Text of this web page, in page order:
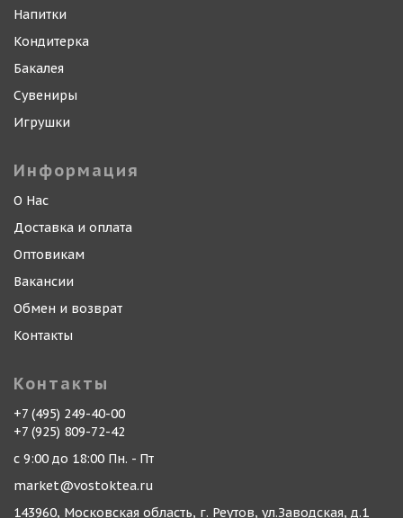
Напитки
Кондитерка
Бакалея
Сувениры
Игрушки
Информация
О Нас
Доставка и оплата
Оптовикам
Вакансии
Обмен и возврат
Контакты
Контакты
+7 (495) 249-40-00
+7 (925) 809-72-42
с 9:00 до 18:00 Пн. - Пт
market@vostoktea.ru
143960, Московская область, г. Реутов, ул.Заводская, д.1